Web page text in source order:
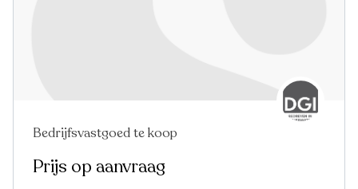
Bedrijfsvastgoed te koop
Prijs op aanvraag